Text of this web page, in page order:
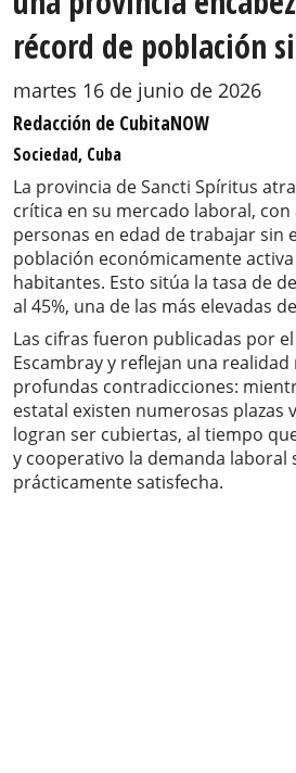
récord de población
martes 16 de junio de 2026
Redacción de CubitaNOW
Sociedad, Cuba
La provincia de Sancti Spíritus
crítica en su mercado laboral,
personas en edad de trabajar sin
población económicamente
habitantes. Esto sitúa la tasa de
al 45%, una de las más elevadas
Las cifras fueron publicadas por
Escambray y reflejan una
profundas contradicciones:
estatal existen numerosas plazas
logran ser cubiertas, al tiempo
y cooperativo la demanda laboral
prácticamente satisfecha.